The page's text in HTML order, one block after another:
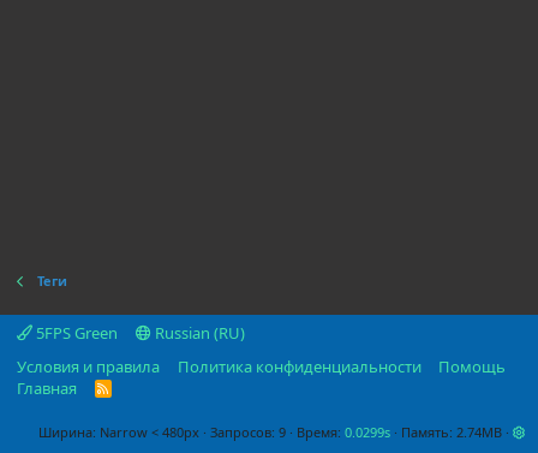
Теги
5FPS Green
Russian (RU)
Условия и правила
Политика конфиденциальности
Помощь
Главная
R
Ширина Запросов 9 Время 0.0299s Память 2.74MB